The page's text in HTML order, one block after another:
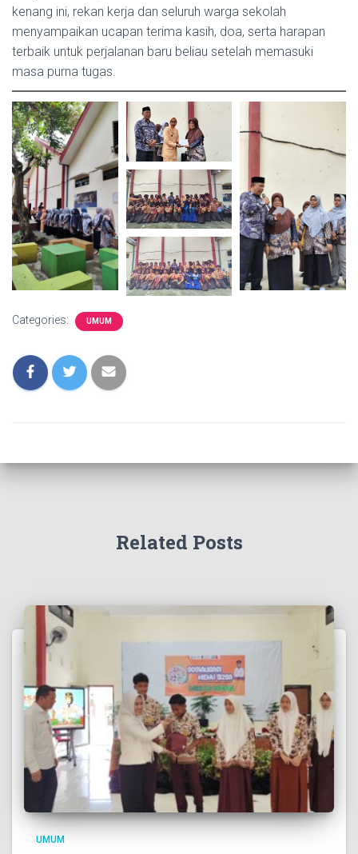
kenang ini, rekan kerja dan seluruh warga sekolah
menyampaikan ucapan terima kasih, doa, serta harapan
terbaik untuk perjalanan baru beliau setelah memasuki
masa purna tugas.
Categories: UMUM
Related Posts
UMUM